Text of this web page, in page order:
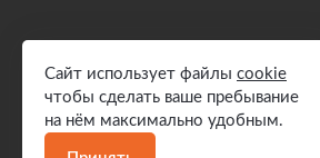
Сайт использует файлы cookie
чтобы сделать ваше пребывание
на нём максимально удобным.